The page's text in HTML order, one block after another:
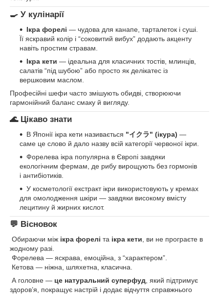
🍳 У кулінарії
Ікра форелі — чудова для канапе, тарталеток і суші.
Її яскравий колір і “соковитий вибух” додають акценту
навіть простим стравам.
Ікра кети — ідеальна для класичних тостів, млинців,
салатів “під шубою” або просто як делікатес із
вершковим маслом.
Професійні шефи часто змішують обидві, створюючи
гармонійний баланс смаку й вигляду.
🌊 Цікаво знати
В Японії ікра кети називається "イクラ" (ікура) —
саме це слово й дало назву всій категорії червоної ікри.
Форелева ікра популярна в Європі завдяки
екологічним фермам, де рибу вирощують без гормонів
і антибіотиків.
У косметології екстракт ікри використовують у кремах
для омолодження шкіри — завдяки високому вмісту
лецитину й жирних кислот.
💬 Вісновок
Обираючи між ікра форелі та ікра кети , ви не програєте в
жодному разі.
Форелева — яскрава, емоційна, з “характером”.
Кетова — ніжна, шляхетна, класична.
А головне — це натуральний суперфуд , який підтримує
здоров’я, покращує настрій і додає відчуття справжнього